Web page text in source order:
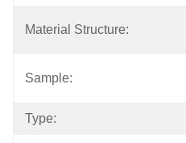
Material Structure:
Sample:
Type: